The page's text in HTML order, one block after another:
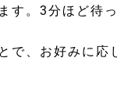
す。3分ほど待
で、お好みに応